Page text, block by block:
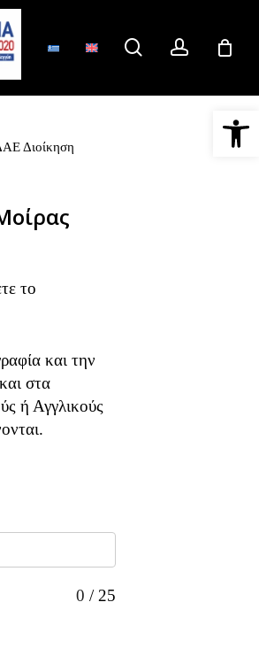
searchaccount
Διοίκηση
το
και την
στα
ή Αγγλικούς
0 / 25